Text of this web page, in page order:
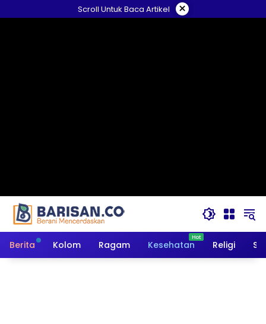
ke
Scroll Untuk Baca Artikel ×
Berita Kolom Ragam Kesehatan Religi